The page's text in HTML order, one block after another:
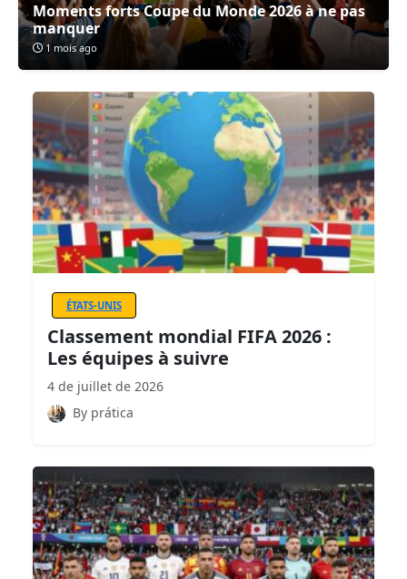
Moments forts Coupe du Monde 2026 à ne pas
manquer
1 mois ago
ÉTATS-UNIS
Classement mondial FIFA 2026 :
Les équipes à suivre
4 de juillet de 2026
By prática